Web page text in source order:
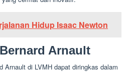
Hidup Isaac Newton
Arnault
Arnault di LVMH dapat diringkas dalam